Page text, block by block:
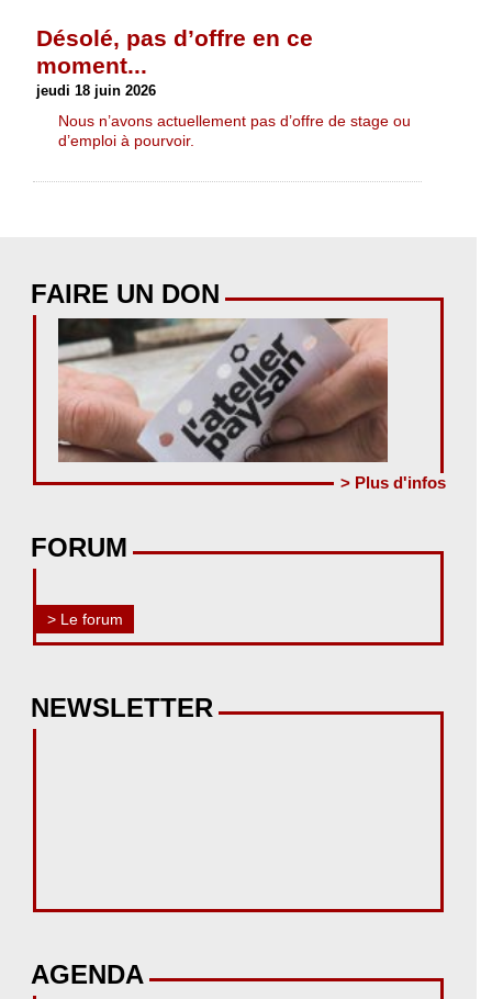
Désolé, pas d’offre en ce
moment...
jeudi 18 juin 2026
Nous n’avons actuellement pas d’offre de stage ou
d’emploi à pourvoir.
FAIRE UN DON
> Plus d'infos
FORUM
> Le forum
NEWSLETTER
AGENDA